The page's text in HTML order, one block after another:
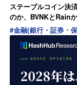
ステーブルコイン決
のか、BVNKとRain
#金融(銀行・証券・